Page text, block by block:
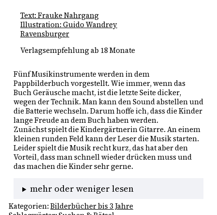
Text: Frauke Nahrgang
Illustration: Guido Wandrey
Ravensburger
Verlagsempfehlung ab 18 Monate
Fünf Musikinstrumente werden in dem
Pappbilderbuch vorgestellt. Wie immer, wenn das
Buch Geräusche macht, ist die letzte Seite dicker,
wegen der Technik. Man kann den Sound abstellen und
die Batterie wechseln. Darum hoffe ich, dass die Kinder
lange Freude an dem Buch haben werden.
Zunächst spielt die Kindergärtnerin Gitarre. An einem
kleinen runden Feld kann der Leser die Musik starten.
Leider spielt die Musik recht kurz, das hat aber den
Vorteil, dass man schnell wieder drücken muss und
das machen die Kinder sehr gerne.
mehr oder weniger lesen
Kategorien: Bilderbücher bis 3 Jahre